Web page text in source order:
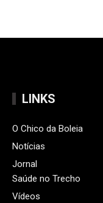
LINKS
O Chico da Boleia
Notícias
Jornal
Saúde no Trecho
Vídeos